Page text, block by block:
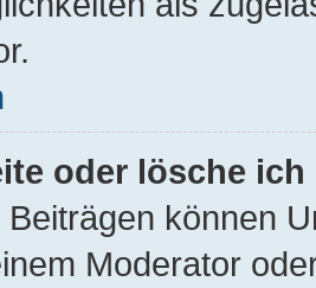
oder lösche
können
Moderator